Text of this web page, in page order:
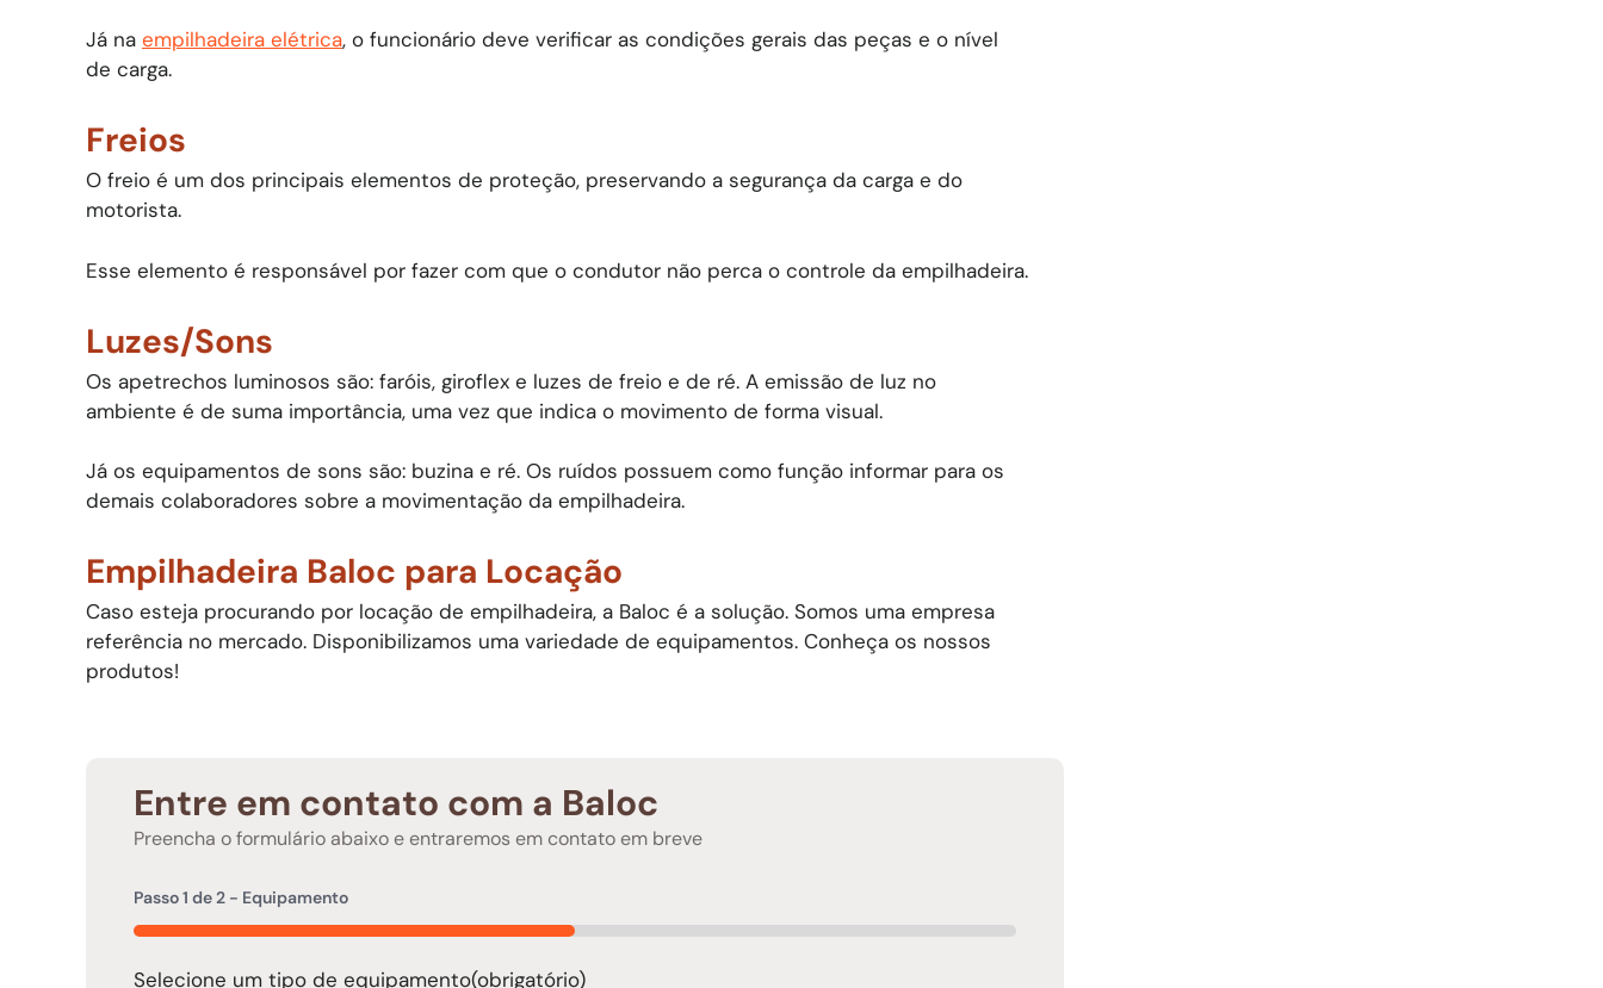
Já na empilhadeira elétrica, o funcionário deve verificar as condições gerais das peças e o nível
de carga.
Freios
O freio é um dos principais elementos de proteção, preservando a segurança da carga e do
motorista.
Esse elemento é responsável por fazer com que o condutor não perca o controle da empilhadeira.
Luzes/Sons
Os apetrechos luminosos são: faróis, giroflex e luzes de freio e de ré. A emissão de luz no
ambiente é de suma importância, uma vez que indica o movimento de forma visual.
Já os equipamentos de sons são: buzina e ré. Os ruídos possuem como função informar para os
demais colaboradores sobre a movimentação da empilhadeira.
Empilhadeira Baloc para Locação
Caso esteja procurando por locação de empilhadeira, a Baloc é a solução. Somos uma empresa
referência no mercado. Disponibilizamos uma variedade de equipamentos. Conheça os nossos
produtos!
Entre em contato com a Baloc
Preencha o formulário abaixo e entraremos em contato em breve
Passo1 de2 - Equipamento
50%
Selecione um tipo de equipamento(obrigatório)